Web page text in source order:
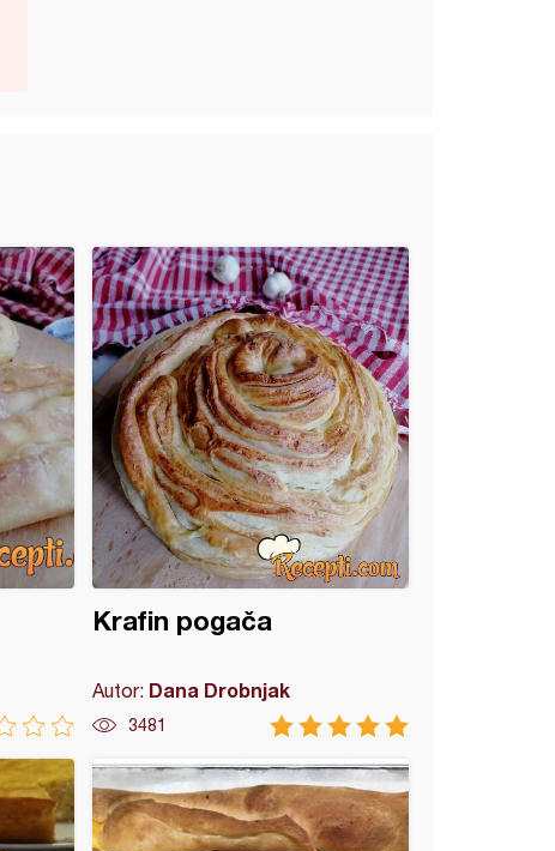
Krafin pogača
Autor: Dana Drobnjak
3481